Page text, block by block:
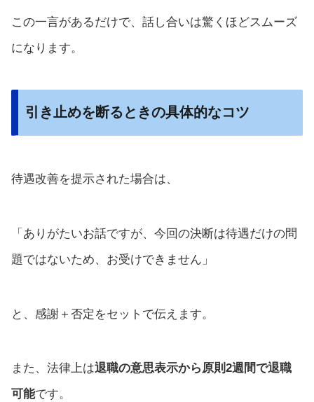
この一言があるだけで、話し合いは驚くほどスムーズ
になります。
引き止めを断るときの具体的なコツ
待遇改善を提示された場合は、
「ありがたいお話ですが、今回の決断は待遇だけの問
題ではないため、お受けできません」
と、感謝＋否定をセットで伝えます。
また、法律上は退職の意思表示から原則2週間で退職
可能です。